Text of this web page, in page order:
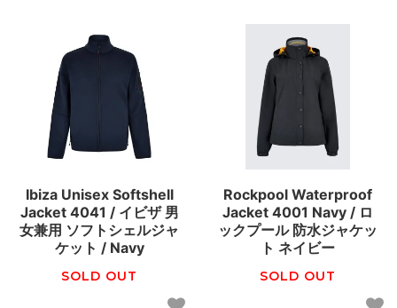
Ibiza Unisex Softshell
Jacket 4041 / イビザ 男
女兼用 ソフトシェルジャ
ケット / Navy
SOLD OUT
Rockpool Waterproof
Jacket 4001 Navy / ロ
ックプール 防水ジャケッ
ト ネイビー
SOLD OUT